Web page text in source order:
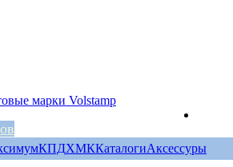
КПДХМККаталогиАксессуры